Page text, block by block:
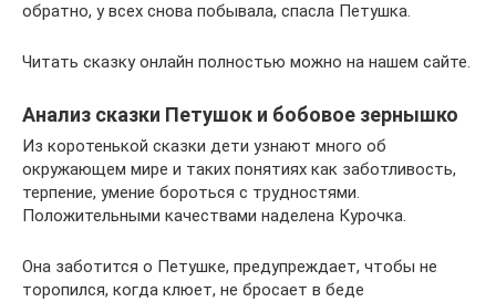
обратно, у всех снова побывала, спасла Петушка.
Читать сказку онлайн полностью можно на нашем сайте.
Анализ сказки Петушок и бобовое зернышко
Из коротенькой сказки дети узнают много об
окружающем мире и таких понятиях как заботливость,
терпение, умение бороться с трудностями.
Положительными качествами наделена Курочка.
Она заботится о Петушке, предупреждает, чтобы не
торопился, когда клюет, не бросает в беде